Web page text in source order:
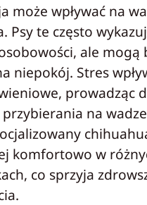
może wpływać na
Psy te często
ale mogą
niepokój. Stres
prowadząc
na
komfortowo w
co sprzyja